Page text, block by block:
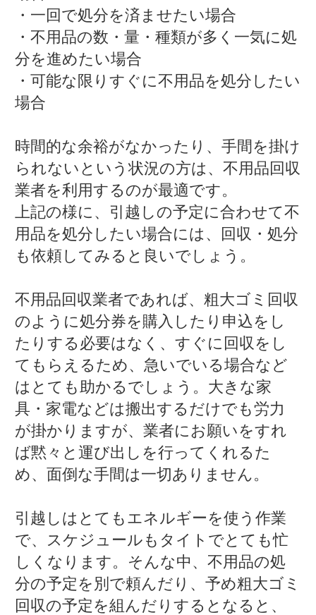
・一回で処分を済ませたい場合
・不用品の数・量・種類が多く一気に処
分を進めたい場合
・可能な限りすぐに不用品を処分したい
場合
時間的な余裕がなかったり、手間を掛け
られないという状況の方は、不用品回収
業者を利用するのが最適です。
上記の様に、引越しの予定に合わせて不
用品を処分したい場合には、回収・処分
も依頼してみると良いでしょう。
不用品回収業者であれば、粗大ゴミ回収
のように処分券を購入したり申込をし
たりする必要はなく、すぐに回収をし
てもらえるため、急いでいる場合など
はとても助かるでしょう。大きな家
具・家電などは搬出するだけでも労力
が掛かりますが、業者にお願いをすれ
ば黙々と運び出しを行ってくれるた
め、面倒な手間は一切ありません。
引越しはとてもエネルギーを使う作業
で、スケジュールもタイトでとても忙
しくなります。そんな中、不用品の処
分の予定を別で頼んだり、予め粗大ゴミ
回収の予定を組んだりするとなると、